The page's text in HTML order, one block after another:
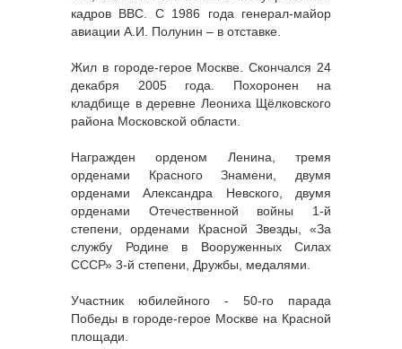
кадров ВВС. С 1986 года генерал-майор
авиации А.И. Полунин – в отставке.
Жил в городе-герое Москве. Скончался 24
декабря 2005 года. Похоронен на
кладбище в деревне Леониха Щёлковского
района Московской области.
Награжден орденом Ленина, тремя
орденами Красного Знамени, двумя
орденами Александра Невского, двумя
орденами Отечественной войны 1-й
степени, орденами Красной Звезды, «За
службу Родине в Вооруженных Силах
СССР» 3-й степени, Дружбы, медалями.
Участник юбилейного - 50-го парада
Победы в городе-герое Москве на Красной
площади.